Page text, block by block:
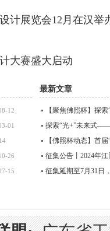
计展览会12月在汉举
大赛盛大启动
12
01
26
15
最新文章
【聚焦佛照杯】探索
探索“光+”未来式
【佛照杯动态】首
征集公告丨2024年江
征集延期至7月31日